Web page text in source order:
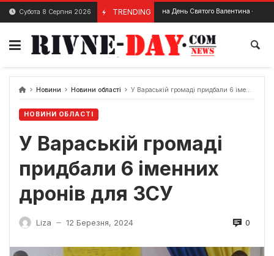
Skip
content
Субота 8 Серпня 2026 TRENDING
29 Січня, 2025 Подарунки на День Святого Валентина – ТОП ідей
Новини Новини області У Вараській громаді придбали 6 іменних дронів для ЗСУ
НОВИНИ ОБЛАСТІ
У Вараській громаді
придбали 6 іменних
дронів для ЗСУ
Liza — 12 Березня, 2024 0